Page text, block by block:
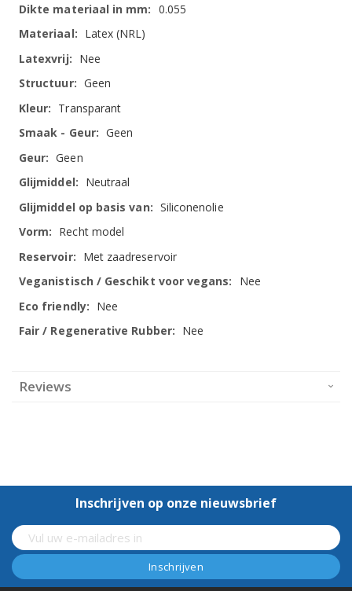
0.055
Latex (NRL)
Nee
Geen
Transparant
Geen
Geen
Neutraal
Siliconenolie
Recht model
Met zaadreservoir
Nee
Nee
Nee
Reviews
Inschrijven op onze nieuwsbrief